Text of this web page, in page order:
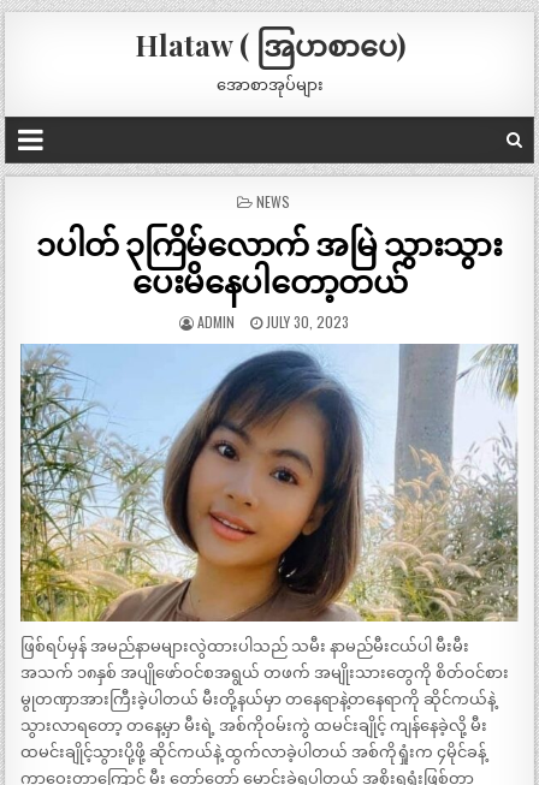
Hlataw ( အြပာစာပေ)
အောစာအုပ်များ
POSTED
NEWS
၁ပါတ် ၃ကြိမ်လောက် အမြဲ သွားသွား
ပေးမိနေပါတော့တယ်
ADMIN JULY 30, 2023
ဖြစ်ရပ်မှန် အမည်နာမများလွဲထားပါသည် သမီး နာမည်မီးငယ်ပါ မီးမီး
အသက် ၁၈နှစ် အပျိုဖော်ဝင်စအရွယ် တဖက် အမျိုးသားတွေကို စိတ်ဝင်စား
မွုတဏှာအားကြီးခဲ့ပါတယ် မီးတို့နယ်မှာ တနေရာနဲ့တနေရာကို ဆိုင်ကယ်နဲ့
သွားလာရတော့ တနေ့မှာ မီးရဲ့ အစ်ကိုဝမ်းကွဲ ထမင်းချိုင့် ကျန်နေခဲ့လို့ မီး
ထမင်းချိုင့်သွားပို့ဖို့ ဆိုင်ကယ်နဲ့ ထွက်လာခဲ့ပါတယ် အစ်ကိုရှုံးက ၄မိုင်ခန့်
ကွာဝေးတာကြောင့် မီး တော်တော် မောင်းခဲ့ရပါတယ် အစိုးရရှုံးဖြစ်တာ